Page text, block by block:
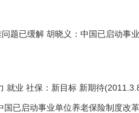
题已缓解 胡晓义：中国已启动事
就业 社保：新目标 新期待
国已启动事业单位养老保险制度改